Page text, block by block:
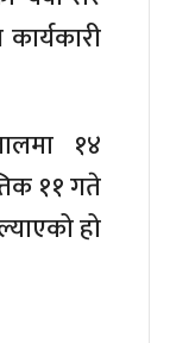
१४
११ गते
हो